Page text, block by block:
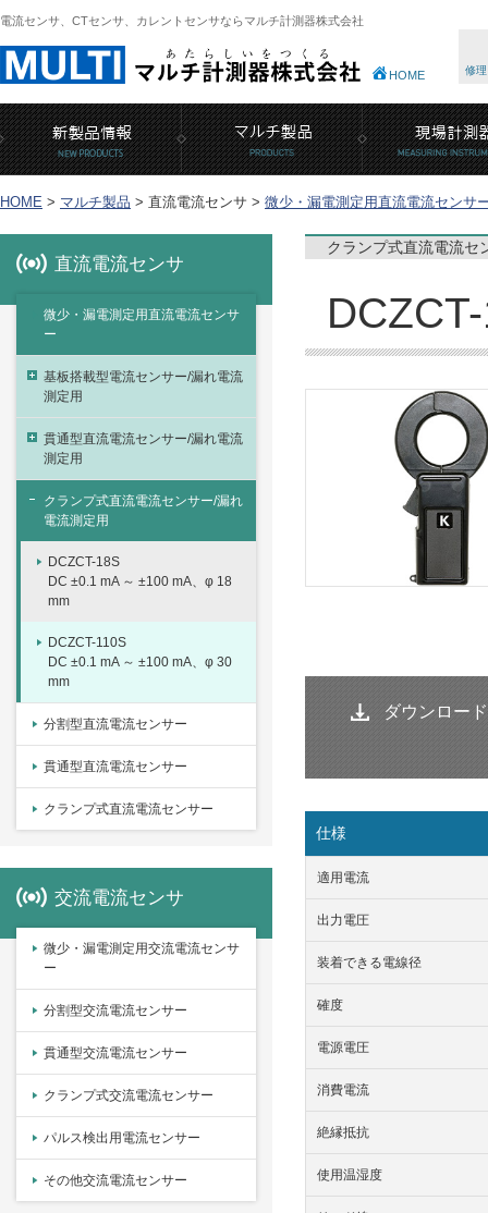
電流センサ、CTセンサ、カレントセンサならマルチ計測器株式会社
HOME 修
HOME > マルチ製品 > 直流電流センサ > 微少・漏電測定用直流電流センサ
直流電流センサ
微少・漏電測定用直流電流センサ
ー
基板搭載型電流センサー/漏れ電流
測定用
貫通型直流電流センサー/漏れ電流
測定用
クランプ式直流電流センサー/漏れ
電流測定用
DCZCT-18S
DC ±0.1 mA ～ ±100 mA、φ 18
mm
DCZCT-110S
DC ±0.1 mA ～ ±100 mA、φ 30
mm
分割型直流電流センサー
貫通型直流電流センサー
クランプ式直流電流センサー
交流電流センサ
微少・漏電測定用交流電流センサ
ー
分割型交流電流センサー
貫通型交流電流センサー
クランプ式交流電流センサー
パルス検出用電流センサー
その他交流電流センサー
クランプ式直流電流セ
ダウンロード
仕様
適用電流
出力電圧
装着できる電線径
確度
電源電圧
消費電流
絶縁抵抗
使用温湿度